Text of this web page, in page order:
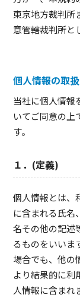
東京地方裁判所
意管轄裁判所と
個人情報の取
当社に個人情報
いてご同意の上
す。
１．(定義)
個人情報とは、
に含まれる氏名
名その他の記述
るものをいいま
場合でも、他の
より結果的に利
人情報に含まれ